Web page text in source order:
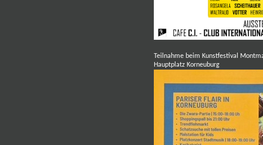
Teilnahme beim Kunstfestival
Hauptplatz Korneuburg